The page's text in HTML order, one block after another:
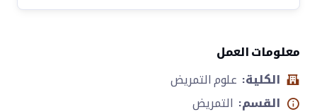
معلومات العمل
الكلية: علوم التمريض
القسم: التمريض